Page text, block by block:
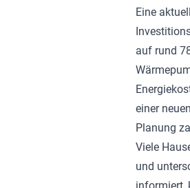
Eine
auf rund
einer
Planung
Viele
und